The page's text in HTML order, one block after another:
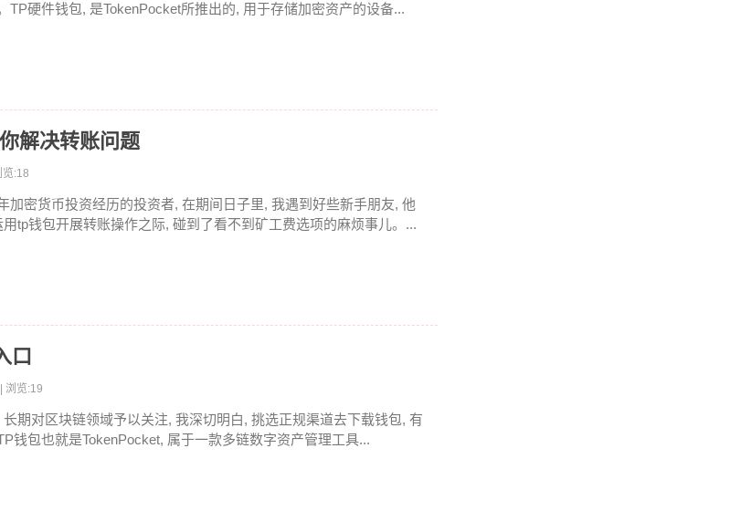
TP硬件钱包, 是TokenPocket所推出的, 用于存储加密资产的设备...
解决转账问题
览:18
加密货币投资经历的投资者, 在期间日子里, 我遇到好些新手朋友, 他
tp钱包开展转账操作之际, 碰到了看不到矿工费选项的麻烦事儿。...
口
| 浏览:19
期对区块链领域予以关注, 我深切明白, 挑选正规渠道去下载钱包, 有
钱包也就是TokenPocket, 属于一款多链数字资产管理工具...